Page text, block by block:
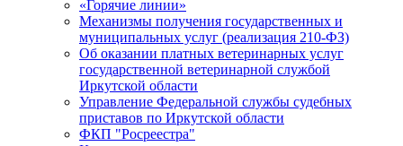
«Горячие линии»
Механизмы получения государственных и
муниципальных услуг (реализация 210-ФЗ)
Об оказании платных ветеринарных услуг
государственной ветеринарной службой
Иркутской области
Управление Федеральной службы судебных
приставов по Иркутской области
ФКП "Росреестра"